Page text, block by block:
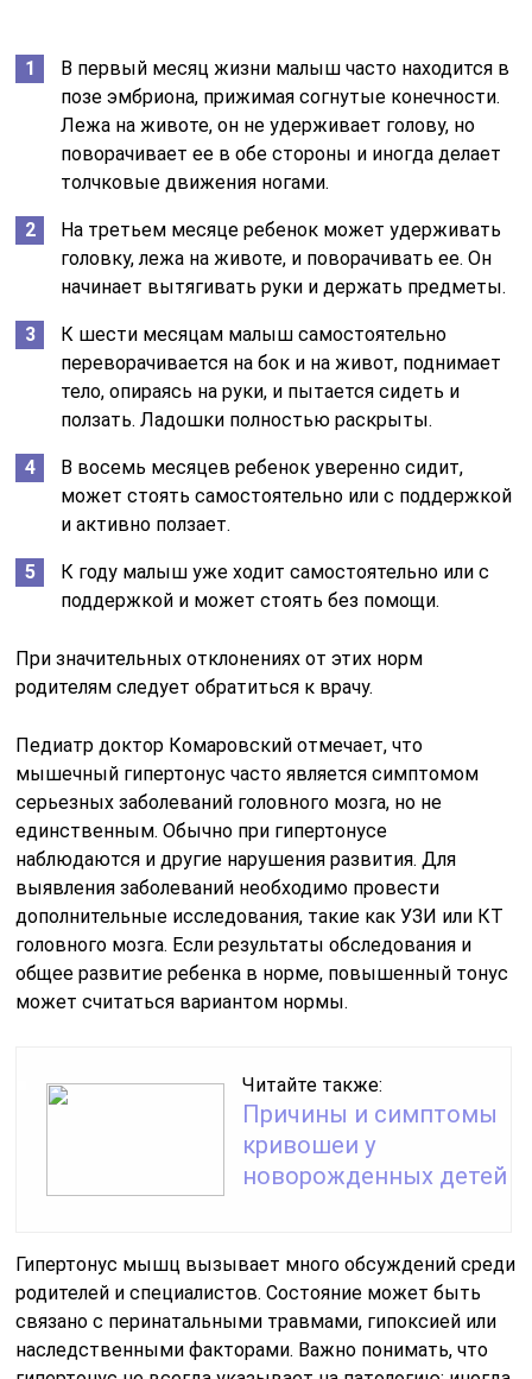
В первый месяц жизни малыш часто находится в
позе эмбриона, прижимая согнутые конечности.
Лежа на животе, он не удерживает голову, но
поворачивает ее в обе стороны и иногда делает
толчковые движения ногами.
На третьем месяце ребенок может удерживать
головку, лежа на животе, и поворачивать ее. Он
начинает вытягивать руки и держать предметы.
К шести месяцам малыш самостоятельно
переворачивается на бок и на живот, поднимает
тело, опираясь на руки, и пытается сидеть и
ползать. Ладошки полностью раскрыты.
В восемь месяцев ребенок уверенно сидит,
может стоять самостоятельно или с поддержкой
и активно ползает.
К году малыш уже ходит самостоятельно или с
поддержкой и может стоять без помощи.
При значительных отклонениях от этих норм
родителям следует обратиться к врачу.
Педиатр доктор Комаровский отмечает, что
мышечный гипертонус часто является симптомом
серьезных заболеваний головного мозга, но не
единственным. Обычно при гипертонусе
наблюдаются и другие нарушения развития. Для
выявления заболеваний необходимо провести
дополнительные исследования, такие как УЗИ или КТ
головного мозга. Если результаты обследования и
общее развитие ребенка в норме, повышенный тонус
может считаться вариантом нормы.
Читайте также:
Причины и симптомы
кривошеи у
новорожденных детей
Гипертонус мышц вызывает много обсуждений среди
родителей и специалистов. Состояние может быть
связано с перинатальными травмами, гипоксией или
наследственными факторами. Важно понимать, что